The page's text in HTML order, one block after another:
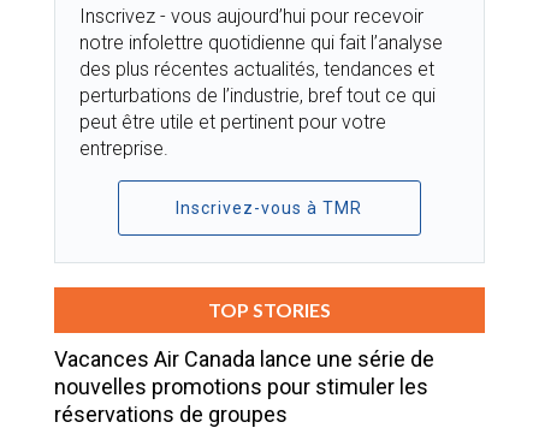
Inscrivez - vous aujourd’hui pour recevoir
notre infolettre quotidienne qui fait l’analyse
des plus récentes actualités, tendances et
perturbations de l’industrie, bref tout ce qui
peut être utile et pertinent pour votre
entreprise.
Inscrivez-vous à TMR
TOP STORIES
Vacances Air Canada lance une série de
nouvelles promotions pour stimuler les
réservations de groupes